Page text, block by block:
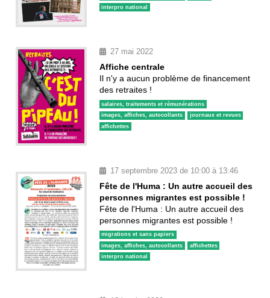
interpro national
27 mai 2022
Affiche centrale
Il n'y a aucun problème de financement
des retraites !
salaires, traitements et rémunérations
images, affiches, autocollants
journaux et revues
affichettes
17 septembre 2023 de 10:00 à 13:46
Fête de l'Huma : Un autre accueil des
personnes migrantes est possible !
Fête de l'Huma : Un autre accueil des
personnes migrantes est possible !
migrations et sans papiers
images, affiches, autocollants
affichettes
interpro national